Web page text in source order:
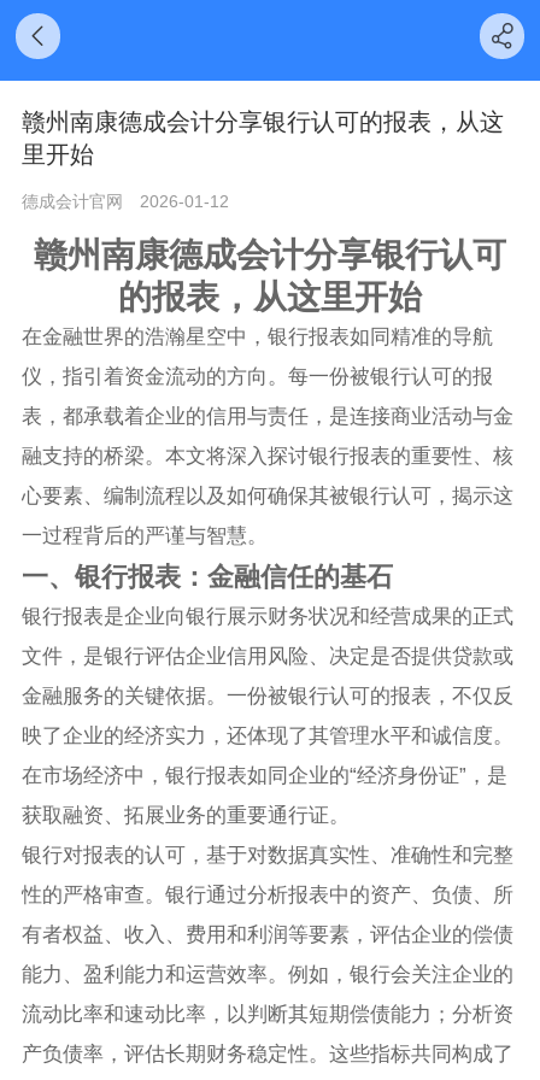
赣州南康德成会计分享银行认可的报表，从这
里开始
德成会计官网 2026-01-12
赣州南康德成会计分享银行认可
的报表，从这里开始
在金融世界的浩瀚星空中，银行报表如同精准的导航
仪，指引着资金流动的方向。每一份被银行认可的报
表，都承载着企业的信用与责任，是连接商业活动与金
融支持的桥梁。本文将深入探讨银行报表的重要性、核
心要素、编制流程以及如何确保其被银行认可，揭示这
一过程背后的严谨与智慧。
一、银行报表：金融信任的基石
银行报表是企业向银行展示财务状况和经营成果的正式
文件，是银行评估企业信用风险、决定是否提供贷款或
金融服务的关键依据。一份被银行认可的报表，不仅反
映了企业的经济实力，还体现了其管理水平和诚信度。
在市场经济中，银行报表如同企业的“经济身份证”，是
获取融资、拓展业务的重要通行证。
银行对报表的认可，基于对数据真实性、准确性和完整
性的严格审查。银行通过分析报表中的资产、负债、所
有者权益、收入、费用和利润等要素，评估企业的偿债
能力、盈利能力和运营效率。例如，银行会关注企业的
流动比率和速动比率，以判断其短期偿债能力；分析资
产负债率，评估长期财务稳定性。这些指标共同构成了